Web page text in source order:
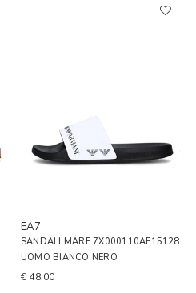
EA7
SANDALI MARE 7X000110AF15128
UOMO BIANCO NERO
€ 48,00